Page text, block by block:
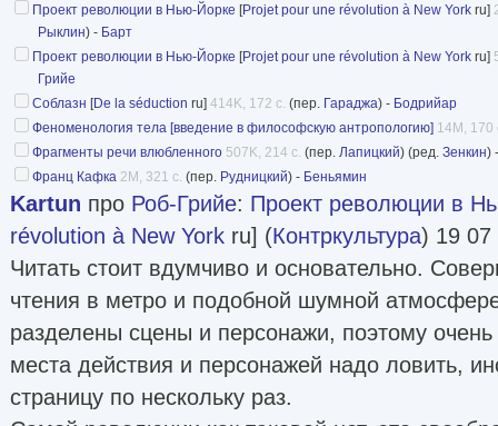
международного интеллектуального
которого могла бы стать организация
конференций, а в перспективе — выпуск
современной мысли "Ad Marginem" и
подготовки молодых исследователи (по типу
аспирантского центра в г. Дубровнике).
„Философия по краям" — это первый в нашей
международной философской коллекции, в
которой входят как крупные западные
Бак-Морс, А. Майклсон и Ф. Джеймисон —
Нанси и Ф. Гваттари — Франция), так и
исследователи (В. Подоро¬га, М.
Руткевич). Незадолго до кончины свое
Проект революции в Нью-Йорке [Projet pour une révolution à New York ru]
Рыклин) - Барт
Проект революции в Нью-Йорке [Projet pour une révolution à New York ru]
Грийе
Соблазн [De la séduction ru] 414K, 172 с. (пер. Гараджа) - Бодрийар
Феноменология тела [введение в философскую антропологию] 14M, 170
Фрагменты речи влюбленного 507K, 214 с. (пер. Лапицкий) (ред. Зенкин)
Франц Кафка 2M, 321 с. (пер. Рудницкий) - Беньямин
Kartun про Роб-Грийе: Проект революции в
révolution à New York ru] (Контркультура) 19 07
Читать стоит вдумчиво и основательно.
чтения в метро и подобной шумной
разделены сцены и персонажи, поэтому
места действия и персонажей надо ловить,
страницу по нескольку раз.